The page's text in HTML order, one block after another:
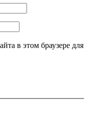
в этом браузере для